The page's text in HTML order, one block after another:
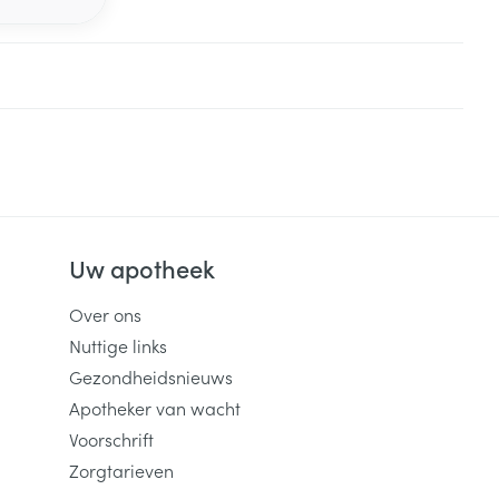
Uw apotheek
Over ons
Nuttige links
Gezondheidsnieuws
Apotheker van wacht
Voorschrift
Zorgtarieven